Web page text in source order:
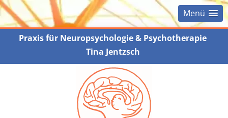
Menü
Praxis für Neuropsychologie & Psychotherapie
Tina Jentzsch